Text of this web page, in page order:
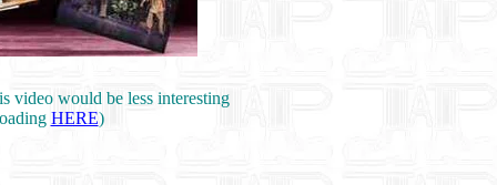
video would be less interesting
HERE)